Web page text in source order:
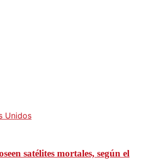
Unidos
satélites mortales, según el